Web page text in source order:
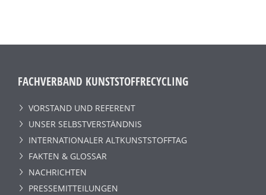
FACHVERBAND KUNSTSTOFFRECYCLING
VORSTAND UND REFERENT
UNSER SELBSTVERSTÄNDNIS
INTERNATIONALER ALTKUNSTSTOFFTAG
FAKTEN & GLOSSAR
NACHRICHTEN
PRESSEMITTEILUNGEN